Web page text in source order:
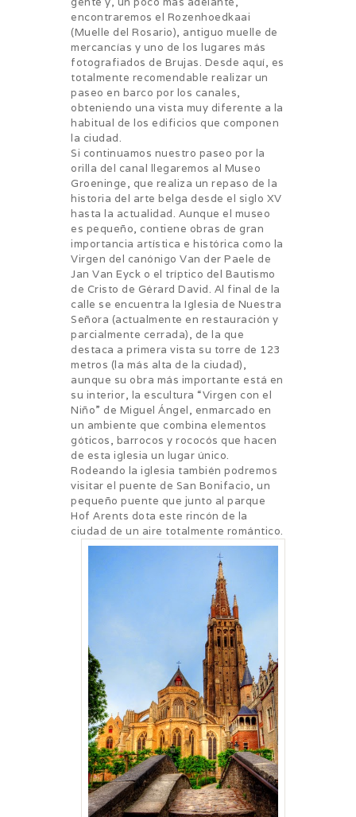
encontraremos el Rozenhoedkaai
(Muelle del Rosario), antiguo muelle de
mercancías y uno de los lugares más
fotografiados de Brujas. Desde aquí, es
totalmente recomendable realizar un
paseo en barco por los canales,
obteniendo una vista muy diferente a la
habitual de los edificios que componen
la ciudad.
Si continuamos nuestro paseo por la
orilla del canal llegaremos al Museo
Groeninge, que realiza un repaso de la
historia del arte belga desde el siglo XV
hasta la actualidad. Aunque el museo
es pequeño, contiene obras de gran
importancia artística e histórica como la
Virgen del canónigo Van der Paele de
Jan Van Eyck o el tríptico del Bautismo
de Cristo de Gérard David. Al final de la
calle se encuentra la Iglesia de Nuestra
Señora (actualmente en restauración y
parcialmente cerrada), de la que
destaca a primera vista su torre de 123
metros (la más alta de la ciudad),
aunque su obra más importante está en
su interior, la escultura “Virgen con el
Niño” de Miguel Ángel, enmarcado en
un ambiente que combina elementos
góticos, barrocos y rococós que hacen
de esta iglesia un lugar único.
Rodeando la iglesia también podremos
visitar el puente de San Bonifacio, un
pequeño puente que junto al parque
Hof Arents dota este rincón de la
ciudad de un aire totalmente romántico.